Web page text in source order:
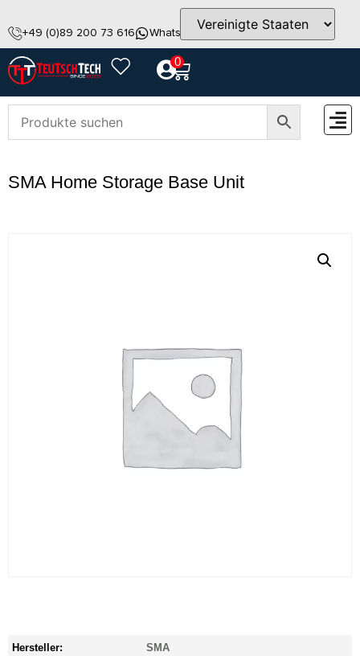
+49 (0)89 200 73 616 WhatsApp info@teutschtech.com
0
SMA Home Storage Base Unit
Hersteller:
SMA